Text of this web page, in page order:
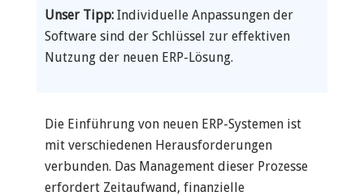
Unser Tipp: Individuelle Anpassungen der
Software sind der Schlüssel zur effektiven
Nutzung der neuen ERP-Lösung.
Die Einführung von neuen ERP-Systemen ist
mit verschiedenen Herausforderungen
verbunden. Das Management dieser Prozesse
erfordert Zeitaufwand, finanzielle